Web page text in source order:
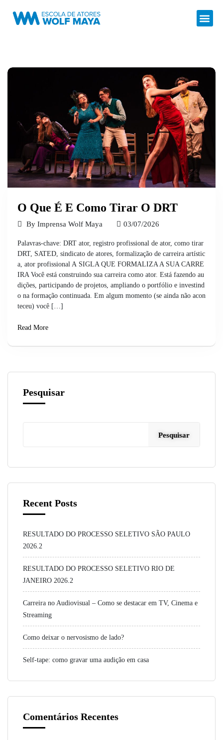
O Que É E Como Tirar O DRT
By Imprensa Wolf Maya 03/07/2026
Palavras-chave: DRT ator, registro profissional de ator, como tirar
DRT, SATED, sindicato de atores, formalização de carreira artístic
a, ator profissional A SIGLA QUE FORMALIZA A SUA CARRE
IRA Você está construindo sua carreira como ator. Está fazendo au
dições, participando de projetos, ampliando o portfólio e investind
o na formação continuada. Em algum momento (se ainda não acon
teceu) você […]
Read More
Pesquisar
Pesquisar
Recent Posts
RESULTADO DO PROCESSO SELETIVO SÃO PAULO
2026.2
RESULTADO DO PROCESSO SELETIVO RIO DE
JANEIRO 2026.2
Carreira no Audiovisual – Como se destacar em TV, Cinema e
Streaming
Como deixar o nervosismo de lado?
Self-tape: como gravar uma audição em casa
Comentários Recentes